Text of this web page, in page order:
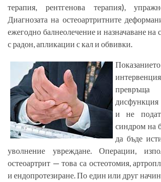
терапия, рентгенова терапия),
Диагнозата на остеоартритните
ежегодно балнеолечение и назначаване на
с радон, апликации с кал и обвивки.
превръща
и не
синдром на
да бъде
уволнение увреждане. Операции,
остеоартрит — това са остеотомия,
и ендопротезиране. По един или друг